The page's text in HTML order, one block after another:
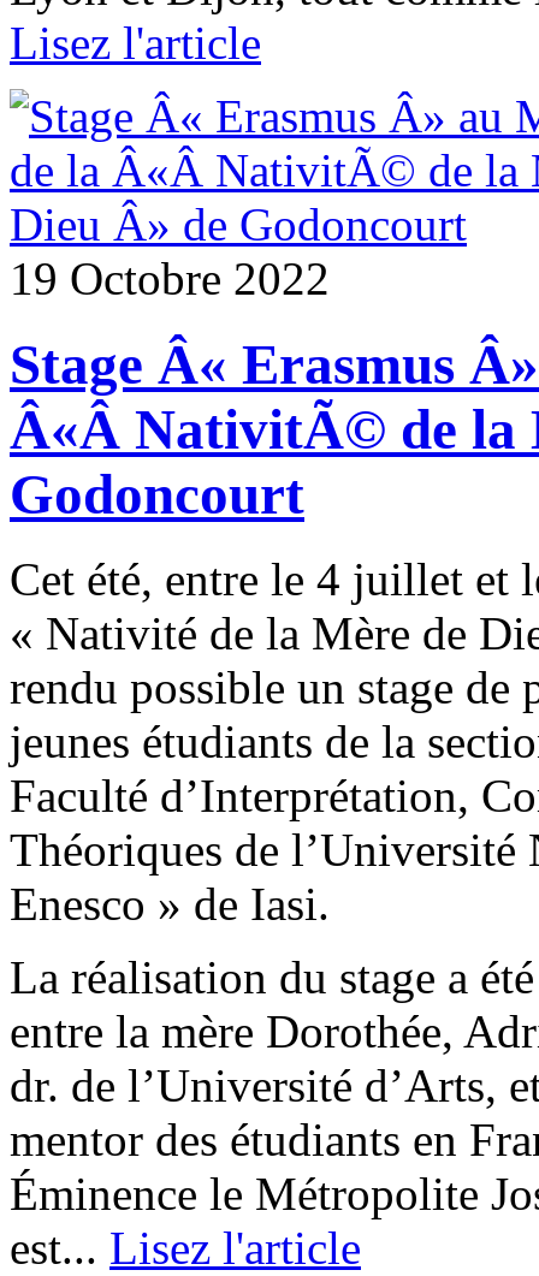
Lisez l'article
19 Octobre 2022
Stage Â« Erasmus
Â«Â NativitÃ© de la
Godoncourt
Cet été, entre le 4 juillet et
« Nativité de la Mère de
rendu possible un stage
jeunes étudiants de la
Faculté d’Interprétation,
Théoriques de l’Université
Enesco » de Iasi.
La réalisation du stage a
entre la mère Dorothée,
dr. de l’Université d’Arts,
mentor des étudiants en
Éminence le Métropolite
est... Lisez l'article